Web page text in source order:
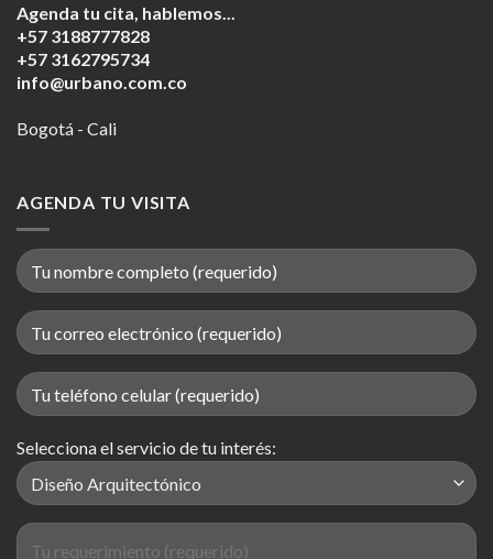
Agenda tu cita, hablemos...
+57 3188777828
+57 3162795734
info@urbano.com.co
Bogotá - Cali
AGENDA TU VISITA
Selecciona el servicio de tu interés: